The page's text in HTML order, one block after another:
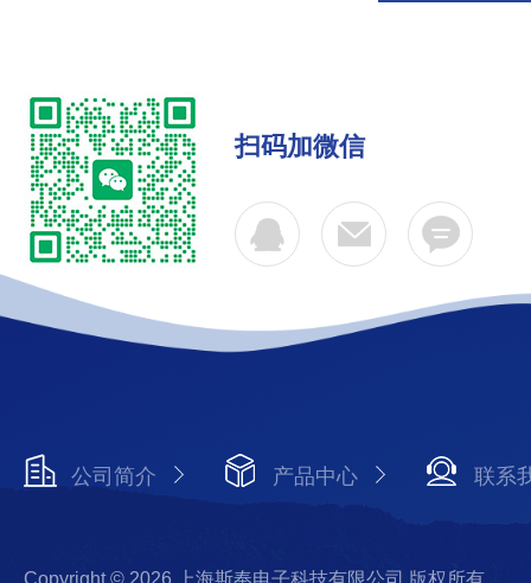
扫码加微信
公司简介 产品中心 联系
Copyright © 2026 上海斯奉电子科技有限公司 版权所有